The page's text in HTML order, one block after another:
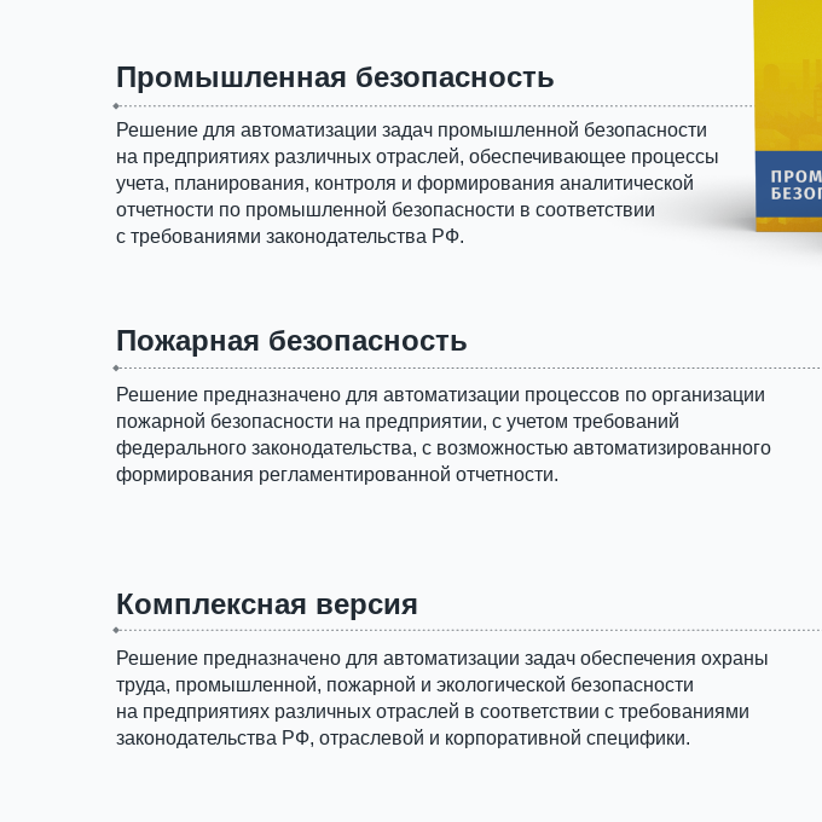
Комплексная версия
Решение предназначено для автоматизации задач обеспечения охраны
труда, промышленной, пожарной и экологической безопасности
на предприятиях различных отраслей в соответствии с требованиями
законодательства РФ, отраслевой и корпоративной специфики.
Пожарная безопасность
Решение предназначено для автоматизации процессов по организации
пожарной безопасности на предприятии, с учетом требований
федерального законодательства, с возможностью автоматизированного
формирования регламентированной отчетности.
Промышленная безопасность
Решение для автоматизации задач промышленной безопасности
на предприятиях различных отраслей, обеспечивающее процессы
учета, планирования, контроля и формирования аналитической
отчетности по промышленной безопасности в соответствии
с требованиями законодательства РФ.